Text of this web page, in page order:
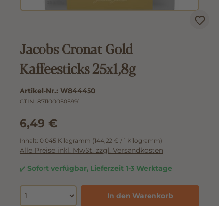
Jacobs Cronat Gold
Kaffeesticks 25x1,8g
Artikel-Nr.: W844450
GTIN: 8711000505991
6,49 €
Inhalt: 0.045 Kilogramm (144,22 € / 1 Kilogramm)
Alle Preise inkl. MwSt. zzgl. Versandkosten
Sofort verfügbar, Lieferzeit 1-3 Werktage
In den Warenkorb